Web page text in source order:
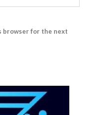
browser for the next